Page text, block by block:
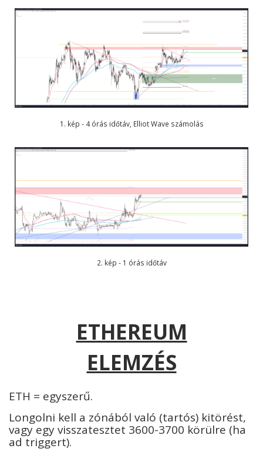
1. kép - 4 órás időtáv, Elliot Wave számolás
2. kép - 1 órás időtáv
ETHEREUM
ELEMZÉS
ETH = egyszerű.
Longolni kell a zónából való (tartós) kitörést,
vagy egy visszatesztet 3600-3700 körülre (ha
ad triggert).